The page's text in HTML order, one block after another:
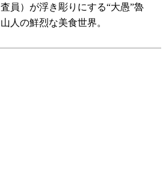
査員）が浮き彫りにする“大愚”魯
山人の鮮烈な美食世界。